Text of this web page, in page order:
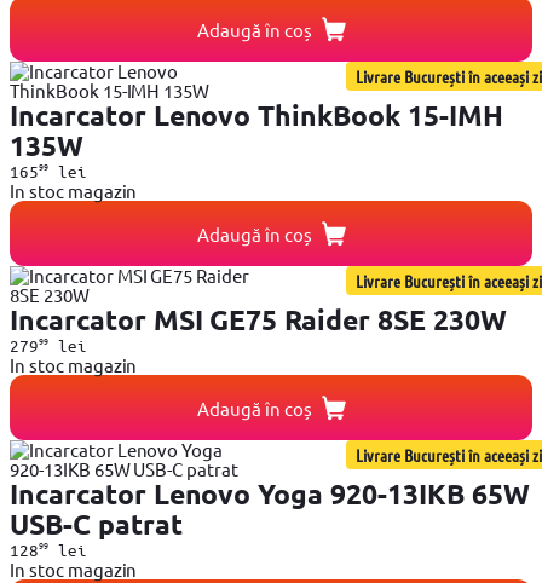
Adaugă în coș
Livrare București în aceeași zi
Incarcator Lenovo ThinkBook 15-IMH
135W
16599lei
In stoc magazin
Adaugă în coș
Livrare București în aceeași zi
Incarcator MSI GE75 Raider 8SE 230W
27999lei
In stoc magazin
Adaugă în coș
Livrare București în aceeași zi
Incarcator Lenovo Yoga 920-13IKB 65W
USB-C patrat
12899lei
In stoc magazin